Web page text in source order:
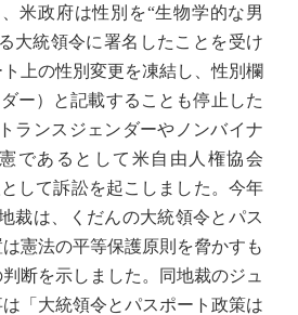
米政府は性別を“生物学的な男
大統領令に署名したことを受け
上の性別変更を凍結し、性別欄
ー）と記載することも停止した
ランスジェンダーやノンバイナ
であるとして米自由人権協会
して訴訟を起こしました。今年
裁は、くだんの大統領令とパス
憲法の平等保護原則を脅かすも
断を示しました。同地裁のジュ
「大統領令とパスポート政策は